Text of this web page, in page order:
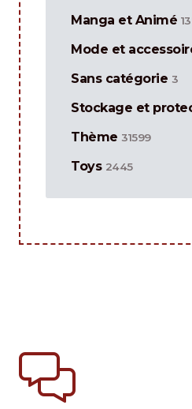
Manga et Animé
Mode et
Sans catégorie 3
Stockage et
Thème 31599
Toys 2445